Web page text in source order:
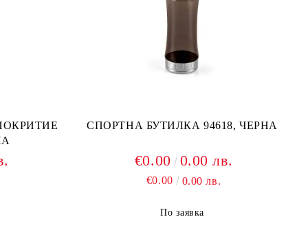
СПОРТНА БУТИЛКА 94618, ЧЕРНА
€0.00 0.00 лв.
€0.00 0.00 лв.
По заявка